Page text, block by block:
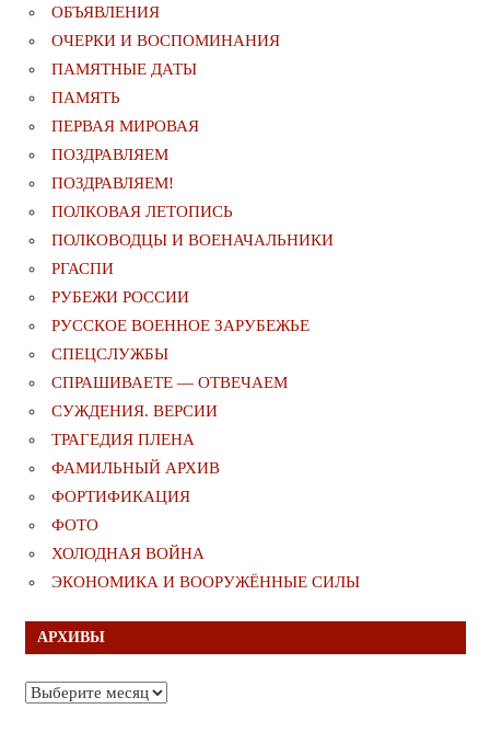
ОБЪЯВЛЕНИЯ
ОЧЕРКИ И ВОСПОМИНАНИЯ
ПАМЯТНЫЕ ДАТЫ
ПАМЯТЬ
ПЕРВАЯ МИРОВАЯ
ПОЗДРАВЛЯЕМ
ПОЗДРАВЛЯЕМ!
ПОЛКОВАЯ ЛЕТОПИСЬ
ПОЛКОВОДЦЫ И ВОЕНАЧАЛЬНИКИ
РГАСПИ
РУБЕЖИ РОССИИ
РУССКОЕ ВОЕННОЕ ЗАРУБЕЖЬЕ
СПЕЦСЛУЖБЫ
СПРАШИВАЕТЕ — ОТВЕЧАЕМ
СУЖДЕНИЯ. ВЕРСИИ
ТРАГЕДИЯ ПЛЕНА
ФАМИЛЬНЫЙ АРХИВ
ФОРТИФИКАЦИЯ
ФОТО
ХОЛОДНАЯ ВОЙНА
ЭКОНОМИКА И ВООРУЖЁННЫЕ СИЛЫ
АРХИВЫ
Архивы